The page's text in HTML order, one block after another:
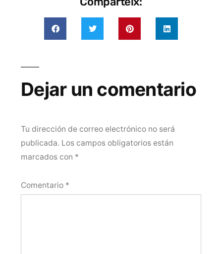
Dejar un comentario
Tu dirección de correo electrónico no será
publicada. Los campos obligatorios están
marcados con *
Comentario *